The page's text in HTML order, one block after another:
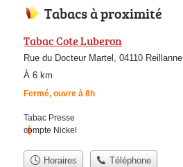
Tabacs à proximité
Tabac Cote Luberon
Rue du Docteur Martel, 04110 Reillanne
À 6 km
Fermé, ouvre à 8h
Tabac Presse
compte Nickel
Horaires Téléphone